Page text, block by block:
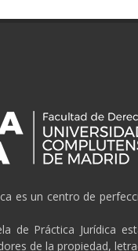
es un centro de
de Práctica Jurídica
de la propiedad,